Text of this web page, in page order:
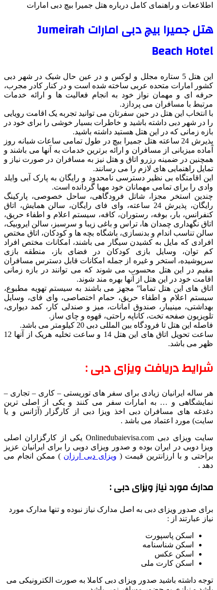
اطلاععات و راهنمای کامل درباره هتل جمیرا بیچ دبی امارات
هتل جمیرا بیچ دبی امارات Jumeirah
Beach Hotel
این هتل 5 ستاره مجلل و لوکس و در عین حال شیک در شهر دبی
کشور امارات متحده عربی ساخته شده است و در کنار کادر مجرب،
حرفه ای و مهمان نواز خود به انجام فعالیت ها و ارائه خدمات
مرتبط با مسافران می پردازد.
با انتخاب این هتل در حین سفرتان می توانید تجربه یک اقامت رویایی
را در شهر دبی داشته باشید و خاطرات بسیار خوشی را برای خود در
بازه زمانی که در این هتل هستید داشته باشید.
پذیرش 24 ساعته هتل جمیرا بیچ در طول تمامی ساعات شبانه روز
آماده میزبانی از مسافران و ارائه برترین خدمات به آنها می باشند و
همچنین در ضمینه رزرو اتاق و هتل نیز به مسافران در صورت نیاز و
تمایل راهنمایی های لازم را می رسانند.
این اقامتگاه بی ‌نظیر دسترسی نامحدود و رایگان به پارک آبی وایلد
وادی را برای تمامی مهمانان خود مهیا گردانده است.
چندین استخر مجزا، شاتل فرودگاهی، ساحل خصوصی، پارکینگ
رایگان، پذیرش 24 ساعته، وای فای رایگان، سالن همایش، اتاق
کنفرانس، بار، بوفه، رستوران، کافه، سیستم اعلام و اطفاء حریق،
اتاق نگهداری چمدان ها، تراس و باغی زیبا و سرسبز، سالن ایروبیک،
سالن تناسب اندام و بدنسازی، باشگاه بچه‌ ها و کودکان، اتاق مختص
افرادی که مایل به کشیدن سیگار می باشند، امکانات مختص افراد
کم توان، وسایل بازی کودکان در فضای باز، منطقه بازی
سرپوشیده، استخر و غیره از جمله امکانات قابل دسترس مسافران
مقیم در این هتل محسوب می شوند که می توانند در بازه زمانی
اقامت خود در این هتل از آنها بهره مند شوند.
اتاق های این هتل تماما” مجهز می باشند به سیستم تهویه مطبوع،
سیستم اعلام و اطفاء حریق، حمام اختصاصی، وای فای، وسایل
بهداشتی، مینیبار، صندوق امانات، میز و صندلی کار، کمد دیواری،
تلویزیون صفحه تخت، کاناپه راحتی، قهوه و چای ساز.
فاصله این هتل تا فرودگاه بین المللی دبی 20 کیلومتر می باشد.
ساعت تحویل اتاق های این هتل 14 و ساعت تخلیه هریک از آنها 12
ظهر می باشد.
شرایط دریافت ویزای دبی :
هر ساله ایرانیان زیادی برای سفر های توریستی – کاری – تجاری –
نمایشگاهی و … به امارات سفر می کنند و یکی از اصلی ترین
دغدغه های مسافران دبی اخذ ویزا دبی از کارگزار (آژانس و یا
سایت) مورد اعتماد می باشد .
سایت ویزای دبی Onlinedubaievisa.com یکی از کارگزاران اصلی
ویزا دوبی در ایران بوده و صدور ویزای دوبی را برای ایرانیان عزیز
براحتی و با ارزانترین قیمت ( ویزای دبی ارزان ) ممکن انجام می
دهد .
مدارک مورد نیاز ویزای دبی :
برای صدور ویزای دبی به اصل مدارک نیاز نبوده و تنها مدارک مورد
نیاز عبارتند از :
اسکن پاسپورت
اسکن شناسنامه
اسکن عکس
اسکن کارت ملی
توجه داشته باشید صدور ویزای دبی کاملا به صورت الکترونیکی می